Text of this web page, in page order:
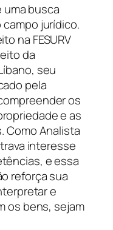
busca
jurídico.
na FESURV
da
seu
pela
os
e as
Como Analista
interesse
e essa
reforça sua
e
os bens, sejam